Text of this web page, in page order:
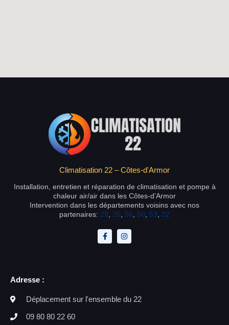
Climatisation 22 – Côtes-d'Armor
Installation, entretien et réparation de climatisation et pompe à
chaleur air/air dans les Côtes-d’Armor
Intervention dans les départements voisins avec nos
partenaires: 29 35 56 50 53 22
Adresse :
Déplacement sur l'ensemble du 22
09 80 80 22 60